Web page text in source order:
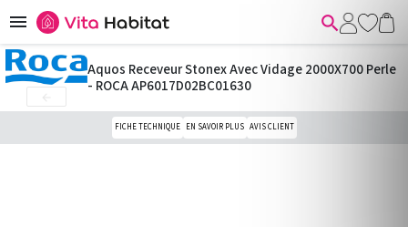
 
Aquos Receveur Stonex Avec Vidage 2000X700 Perle
- ROCA AP6017D02BC01630
FICHE TECHNIQUE EN SAVOIR PLUS AVIS CLIENT